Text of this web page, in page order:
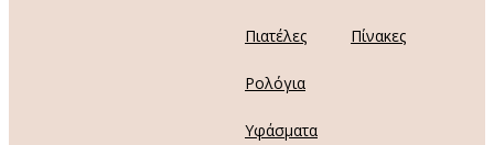
Πιατέλες Πίνακες
Ρολόγια
Υφάσματα